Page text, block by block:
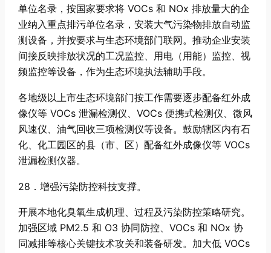
单位名录，按国家要求将 VOCs 和 NOx 排放量大的企
业纳入重点排污单位名录，安装大气污染物排放自动监
测设备，并按要求与生态环境部门联网。推动企业安装
间接反映排放状况的工况监控、用电（用能）监控、视
频监控等设备，作为生态环境执法辅助手段。
各地级以上市生态环境部门按工作需要逐步配备红外成
像仪等 VOCs 泄漏检测仪、VOCs 便携式检测仪、微风
风速仪、油气回收三项检测仪等设备。鼓励辖区内有石
化、化工园区的县（市、区）配备红外成像仪等 VOCs
泄漏检测仪器。
28．增强污染防控科技支撑。
开展本地化臭氧生成机理、过程及污染防控策略研究。
加强区域 PM2.5 和 O3 协同防控、VOCs 和 NOx 协
同减排等核心关键技术攻关和装备研发。加大低 VOCs